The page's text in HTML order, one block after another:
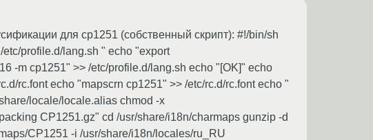
для cp1251 (собственный скрипт): #!/bin/sh
profile.d/lang.sh " echo "export
-m cp1251" >> /etc/profile.d/lang.sh echo "[OK]" echo
rc.font echo "mapscrn cp1251" >> /etc/rc.d/rc.font echo "
locale/locale.alias chmod -x
CP1251.gz" cd /usr/share/i18n/charmaps gunzip -d
CP1251 -i /usr/share/i18n/locales/ru_RU